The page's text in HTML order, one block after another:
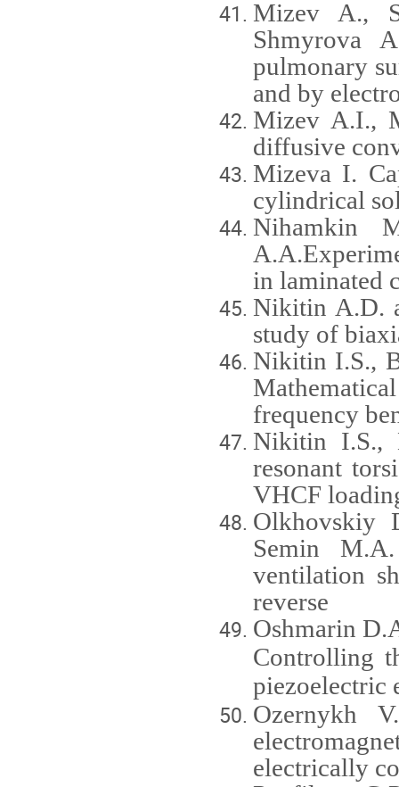
Mizev A.,
Shmyrova
pulmonary
and by
Mizev A.I.,
diffusive
Mizeva I.
cylindrical
Nihamkin
in laminated
Nikitin A.D.
study of
Nikitin I.S.,
frequency
Nikitin I.S.,
resonant
VHCF
Olkhovskiy
Semin
ventilation
reverse
Oshmarin D.
Controlling
piezoelectric
Ozernykh
electrically